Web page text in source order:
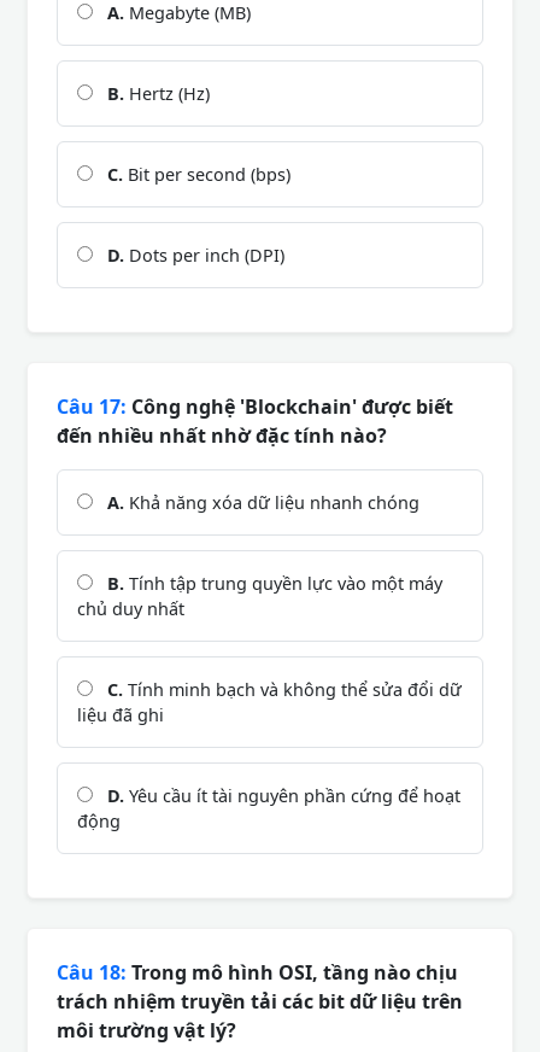
A. Megabyte (MB)
B. Hertz (Hz)
C. Bit per second (bps)
D. Dots per inch (DPI)
Câu 17: Công nghệ 'Blockchain' được biết
đến nhiều nhất nhờ đặc tính nào?
A. Khả năng xóa dữ liệu nhanh chóng
B. Tính tập trung quyền lực vào một máy
chủ duy nhất
C. Tính minh bạch và không thể sửa đổi dữ
liệu đã ghi
D. Yêu cầu ít tài nguyên phần cứng để hoạt
động
Câu 18: Trong mô hình OSI, tầng nào chịu
trách nhiệm truyền tải các bit dữ liệu trên
môi trường vật lý?